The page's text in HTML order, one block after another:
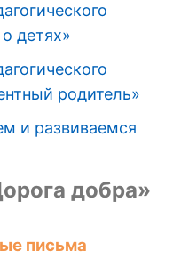
детях»
родитель»
и развиваемся
добра»
письма